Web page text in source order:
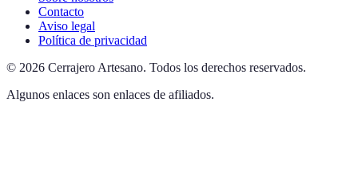
Contacto
Aviso legal
Política de privacidad
© 2026 Cerrajero Artesano. Todos los derechos reservados.
Algunos enlaces son enlaces de afiliados.